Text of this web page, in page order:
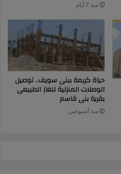
منذ 7 أيام
حياة كريمة ببنى سويف.. توصيل
الوصلات المنزلية للغاز الطبيعى
بقرية بنى قاسم
منذ أسبوعين